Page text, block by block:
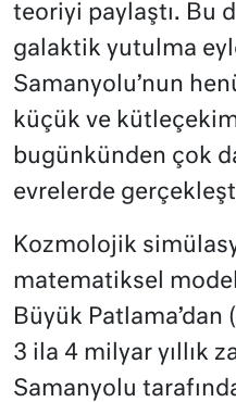
teoriyi paylaştı. Bu
galaktik yutulma
Samanyolu’nun
küçük ve
bugünkünden çok
evrelerde
Kozmolojik
matematiksel
Büyük
3 ila 4 milyar yıllık
Samanyolu